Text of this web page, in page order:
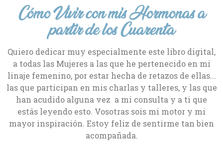
Cómo Vivir con mis Hormonas a
partir de los Cuarenta
Quiero dedicar muy especialmente este libro digital,
a todas las Mujeres a las que he pertenecido en mi
linaje femenino, por estar hecha de retazos de ellas...
las que participan en mis charlas y talleres, y las que
han acudido alguna vez a mi consulta y a ti que
estás leyendo esto. Vosotras sois mi motor y mi
mayor inspiración. Estoy feliz de sentirme tan bien
acompañada.